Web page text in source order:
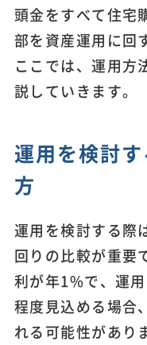
頭金をすべて住宅
部を資産運用に回
ここでは、運用方
説していきます。
運用を検討
方
運用を検討する際
回りの比較が重要
利が年1%で、運
程度見込める場合
れる可能性があり